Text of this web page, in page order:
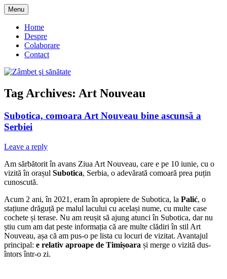
Skip
to
content
Zâmbet şi sănătate
Menu
Home
Despre
Colaborare
Contact
Tag Archives: Art Nouveau
Subotica, comoara Art Nouveau bine ascunsă a
Serbiei
Leave a reply
Am sărbătorit în avans Ziua Art Nouveau, care e pe 10 iunie, cu o
vizită în orașul Subotica, Serbia, o adevărată comoară prea puțin
cunoscută.
Acum 2 ani, în 2021, eram în apropiere de Subotica, la Palić, o
stațiune drăguță pe malul lacului cu același nume, cu multe case
cochete și terase. Nu am reușit să ajung atunci în Subotica, dar nu
știu cum am dat peste informația că are multe clădiri în stil Art
Nouveau, așa că am pus-o pe lista cu locuri de vizitat. Avantajul
principal: e relativ aproape de Timișoara și merge o vizită dus-
întors într-o zi.